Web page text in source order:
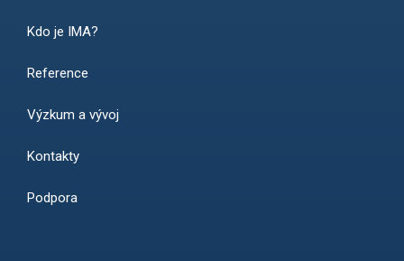
Kdo je IMA?
Reference
Výzkum a vývoj
Kontakty
Podpora